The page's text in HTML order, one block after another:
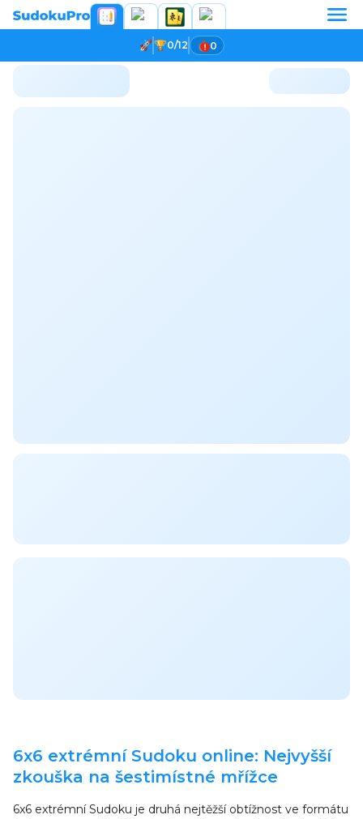
0/12 0
6x6 extrémní Sudoku online: Nejvyšší
zkouška na šestimístné mřížce
6x6 extrémní Sudoku je druhá nejtěžší obtížnost ve formátu